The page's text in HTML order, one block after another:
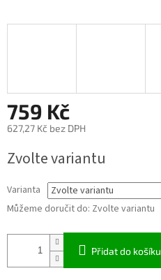
759 Kč
627,27 Kč bez DPH
cena:
Zvolte variantu
Varianta
Můžeme doručit do: Zvolte variantu
Přidat do košíku